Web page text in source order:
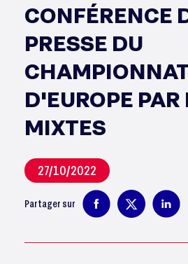
CONFÉRENCE
PRESSE DU
D'EUROPE PAR
MIXTES
27/10/2022
Partager sur